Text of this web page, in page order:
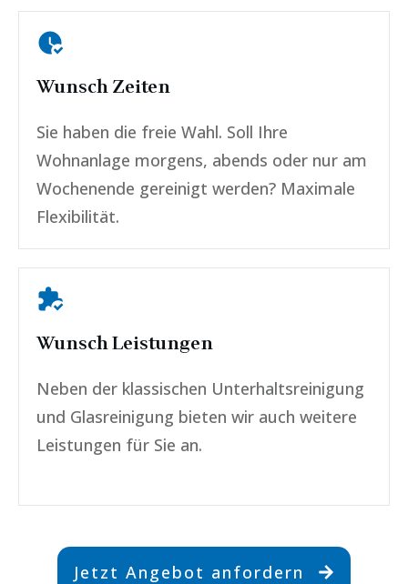
Wunsch Zeiten
Sie haben die freie Wahl. Soll Ihre
Wohnanlage morgens, abends oder nur am
Wochenende gereinigt werden? Maximale
Flexibilität.
Wunsch Leistungen
Neben der klassischen Unterhaltsreinigung
und Glasreinigung bieten wir auch weitere
Leistungen für Sie an.
Jetzt Angebot anfordern